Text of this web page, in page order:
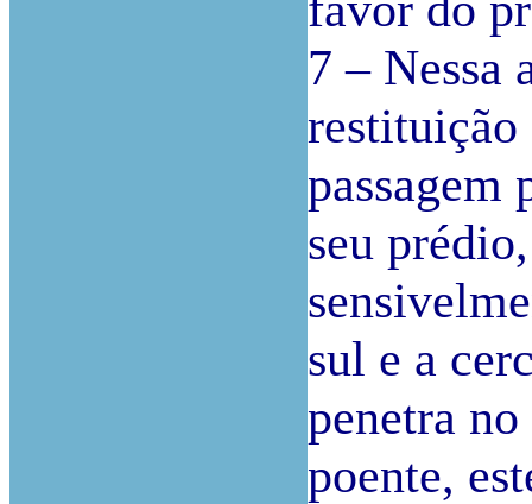
7 – Nessa
restituição
passagem
seu
sul e a
penetra
poente,